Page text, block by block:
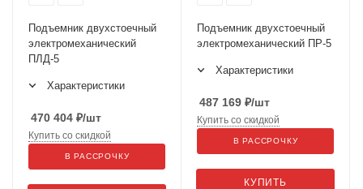
Подъемник двухстоечный
электромеханический
ПЛД-5
Характеристики
470 404 ₽/шт
Купить со скидкой
В РАССРОЧКУ
Подъемник двухстоечный
электромеханический ПР-5
Характеристики
487 169 ₽/шт
КУПИТЬ
Купить со скидкой
В РАССРОЧКУ